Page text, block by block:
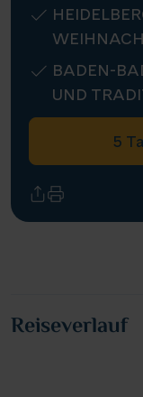
Kundenlogin
Agenturbereich
WhatsApp
BADEN-
UND
5
Reiseverlauf